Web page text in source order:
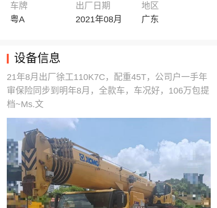
车牌
粤A
出厂日期
2021年08月
地区
广东
设备信息
21年8月出厂徐工110K7C，配重45T，公司户一手年
审保险同步到明年8月，全款车，车况好，106万包提
档~Ms.文